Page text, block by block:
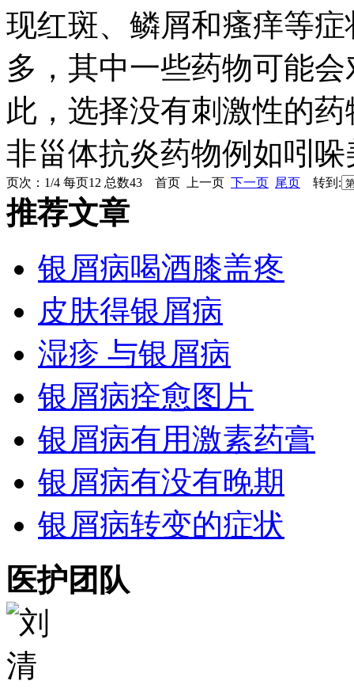
现红斑、鳞屑和瘙痒等
多，其中一些药物可能
此，选择没有刺激性的
非甾体抗炎药物例如吲哚
页次：1/4 每页12 总数43 首页 上一页 下一页 尾页 转到:
推荐文章
银屑病喝酒膝盖疼
皮肤得银屑病
湿疹 与银屑病
银屑病痊愈图片
银屑病有用激素药膏
银屑病有没有晚期
银屑病转变的症状
医护团队